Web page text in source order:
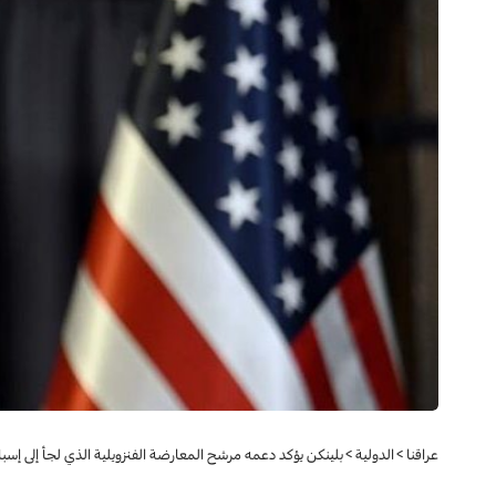
عراقنا >الدولية>بلينكن يؤكد دعمه مرشح المعارضة الفنزويلية الذي لجأ إلى